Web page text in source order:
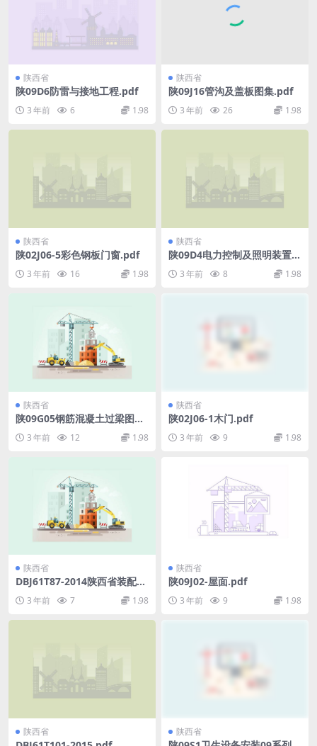
陕西省
陕09D6防雷与接地工程.pdf
3 年前 6 1.98
陕西省
陕09J16管沟及盖板图集.pdf
3 年前 26 1.98
陕西省
陕02J06-5彩色钢板门窗.pdf
3 年前 16 1.98
陕西省
陕09D4电力控制及照明装置.p
3 年前 8 1.98
陕西省
陕09G05钢筋混凝土过梁图集.
3 年前 12 1.98
陕西省
陕02J06-1木门.pdf
3 年前 9 1.98
陕西省
DBJ61T87-2014陕西省装配整
体式混凝土结构技术规程（暂
行）[附条文说明].pdf
3 年前 7 1.98
陕西省
陕09J02-屋面.pdf
3 年前 9 1.98
陕西省 陕西省